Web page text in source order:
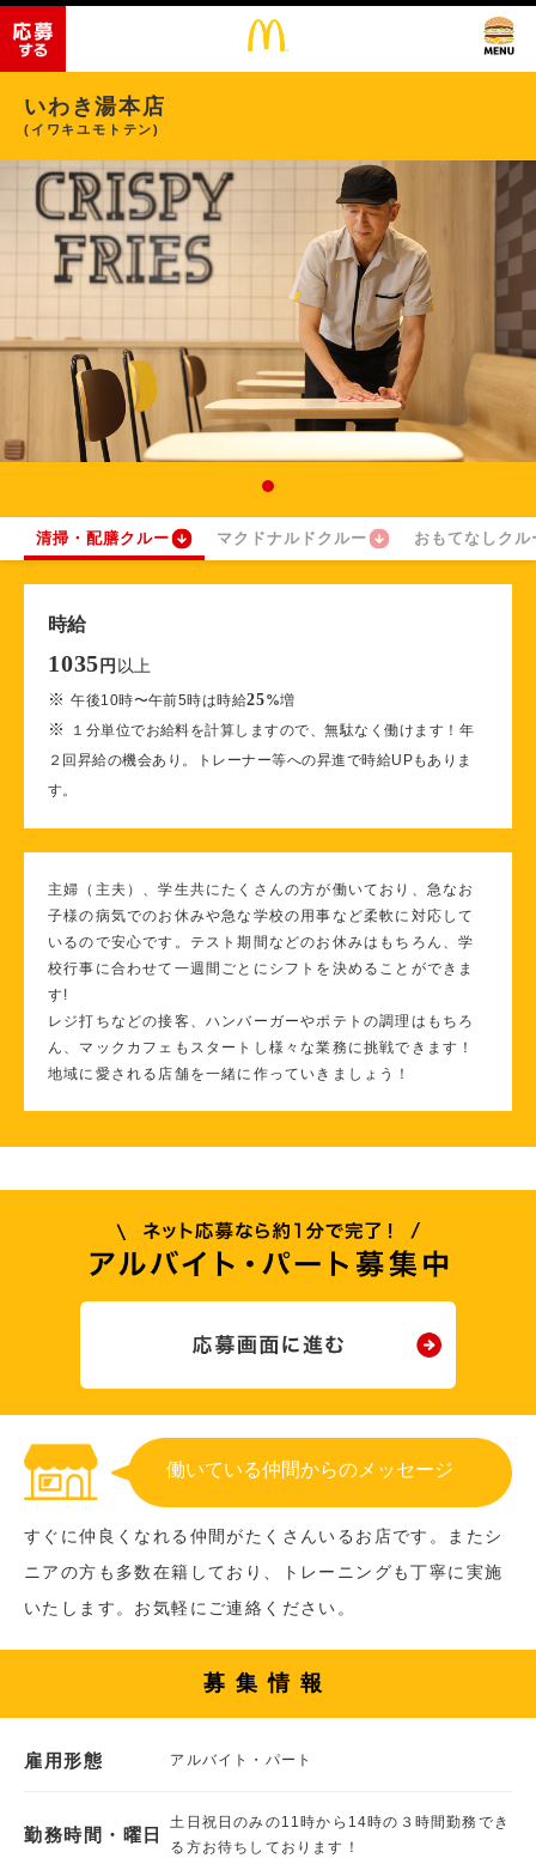
いわき湯本店
(イワキユモトテン)
清掃・配膳クルー マクドナルドクルー おもてなしクル
時給
1035 円 以上
※午後10時〜午前5時は時給25%増
※
１分単位でお給料を計算しますので、無駄なく働けます！年
２回昇給の機会あり。トレーナー等への昇進で時給UPもありま
す。
主婦（主夫）、学生共にたくさんの方が働いており、急なお
子様の病気でのお休みや急な学校の用事など柔軟に対応して
いるので安心です。テスト期間などのお休みはもちろん、学
校行事に合わせて一週間ごとにシフトを決めることができま
す!
レジ打ちなどの接客、ハンバーガーやポテトの調理はもちろ
ん、マックカフェもスタートし様々な業務に挑戦できます！
地域に愛される店舗を一緒に作っていきましょう！
働いている仲間からのメッセージ
すぐに仲良くなれる仲間がたくさんいるお店です。またシ
ニアの方も多数在籍しており、トレーニングも丁寧に実施
いたします。お気軽にご連絡ください。
募集情報
雇用形態 アルバイト・パート
勤務時間・曜日
土日祝日のみの11時から14時の３時間勤務でき
る方お待ちしております！